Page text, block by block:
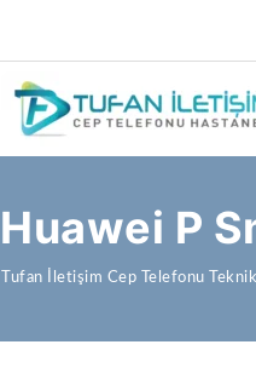
Huawei P
Tufan İletişim Cep Telefonu